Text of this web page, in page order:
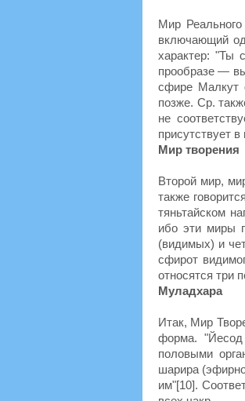
Мир
включающий
характер: "Ты
прообразе —
сфире Малкут
позже. Ср.
не
присутствует
Мир творения
Второй мир,
также
тяньтайском
ибо эти миры
(видимых) и
сфирот
относятся три
Муладхара
Итак, Мир
форма. "Йесод
половыми
шарира
им"[10].